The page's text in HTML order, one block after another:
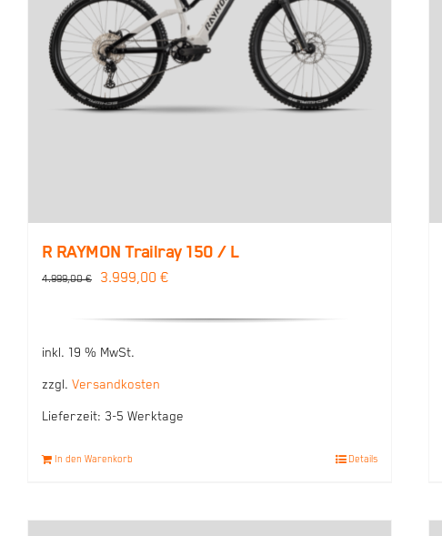
R RAYMON Trailray 150 / L
4.999,00€
Ursprünglicher
4.999,00 €
3.999,00 €
inkl. 19 % MwSt.
zzgl. Versandkosten
Lieferzeit: 3-5 Werktage
In den Warenkorb Details